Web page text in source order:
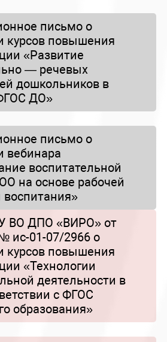
письмо о
курсов повышения
«Развитие
— речевых
дошкольников в
ДО»
письмо о
вебинара
воспитательной
на основе рабочей
ВО ДПО «ВИРО» от
ис-01-07/2966 о
курсов повышения
«Технологии
деятельности в
с ФГОС
образования»